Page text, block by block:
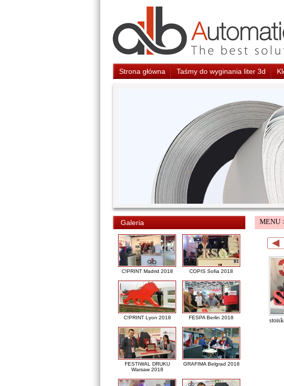
Strona główna Taśmy do wyginania liter 3d
Galeria
C!PRINT Madrid 2018 COPIS Sofia 2018
C!PRINT Lyon 2018 FESPA Berlin 2018
FESTIWAL DRUKU
Warsaw 2018
GRAFIMA Belgrad 2018
MENU